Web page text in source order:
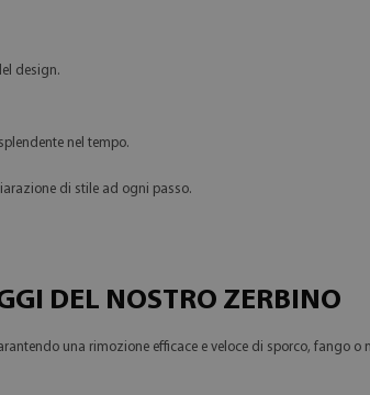
design.
nel tempo.
di stile ad ogni passo.
DEL NOSTRO ZERBINO
una rimozione efficace e veloce di sporco, fango o